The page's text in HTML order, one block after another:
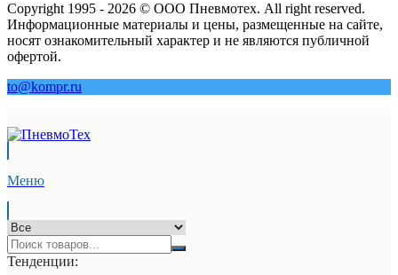
Copyright 1995 - 2026 © ООО Пневмотех. All right reserved.
Информационные материалы и цены, размещенные на сайте,
носят ознакомительный характер и не являются публичной
офертой.
to@kompr.ru
Меню
Тенденции: